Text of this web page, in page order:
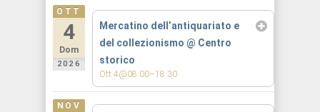
OTT
4
Dom
2026
Mercatino dell’antiquariato e
del collezionismo @ Centro
storico
Ott 4@08:00–18:30
NOV